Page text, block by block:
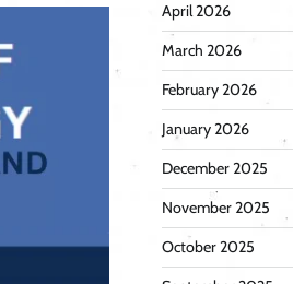
April 2026
March 2026
February 2026
January 2026
December 2025
November 2025
October 2025